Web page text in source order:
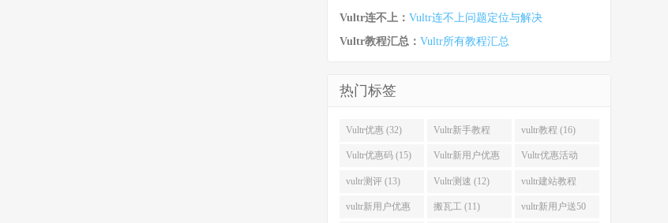
Vultr连不上： Vultr连不上问题定位与解决
Vultr教程汇总： Vultr所有教程汇总
热门标签
Vultr优惠 (32) Vultr新手教程
(16)
vultr教程 (16)
Vultr优惠码 (15) Vultr新用户优惠
(14)
Vultr优惠活动
(13)
vultr测评 (13) Vultr测速 (12) vultr建站教程
(12)
vultr新用户优惠 搬瓦工 (11) vultr新用户送50